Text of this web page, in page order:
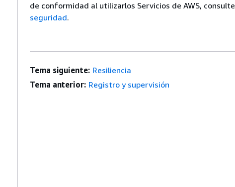
de conformidad al utilizarlos Servicios de AWS, consulte
seguridad.
Tema siguiente: Resiliencia
Tema anterior: Registro y supervisión